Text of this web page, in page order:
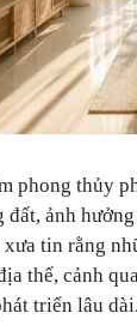
phong thủy
đất, ảnh
tin rằng
thế, cảnh
triển lâu dài.